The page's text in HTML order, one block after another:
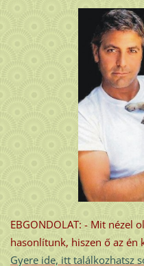
EBGONDOLAT: - Mit nézel
hasonlítunk, hiszen ő az én
Gyere ide, itt találkozhatsz